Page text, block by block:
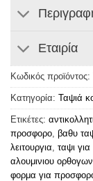
Εταιρία
Κωδικός προϊόντος:
Κατηγορία: Ταψιά
Ετικέτες:
προσφορο βαθυ
λειτουργια ταψι
αλουμινιου
φορμα για